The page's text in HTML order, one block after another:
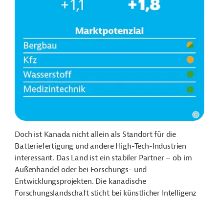
Doch ist Kanada nicht allein als Standort für die
Batteriefertigung und andere High-Tech-Industrien
interessant. Das Land ist ein stabiler Partner – ob im
Außenhandel oder bei Forschungs- und
Entwicklungsprojekten. Die kanadische
Forschungslandschaft sticht bei künstlicher Intelligenz